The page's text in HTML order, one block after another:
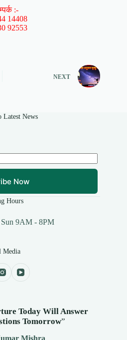
:-
14408
92553
NEXT
Latest News
Now
Hours
9AM - 8PM
Media
Today Will Answer
Tomorrow”